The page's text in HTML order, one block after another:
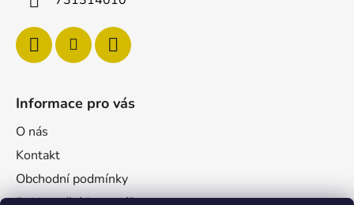
Informace pro vás
O nás
Kontakt
Obchodní podmínky